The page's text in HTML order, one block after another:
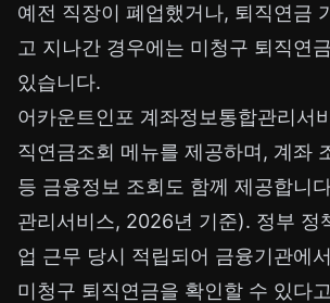
예전 직장이 폐업했거나, 퇴직연금
고 지나간 경우에는 미청구 퇴직연
있습니다.
어카운트인포 계좌정보통합관리서
직연금조회 메뉴를 제공하며, 계좌
등 금융정보 조회도 함께 제공합니
관리서비스, 2026년 기준). 정부 정
업 근무 당시 적립되어 금융기관에
미청구 퇴직연금을 확인할 수 있다